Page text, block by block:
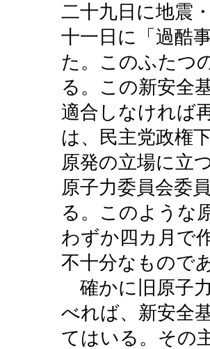
二十九日に地震
十一日に「過酷
た。このふたつ
る。この新安全
適合しなければ
は、民主党政権
原発の立場に立
原子力委員会委
る。このような
わずか四カ月で
不十分なもので
確かに旧原子
べれば、新安全
てはいる。その